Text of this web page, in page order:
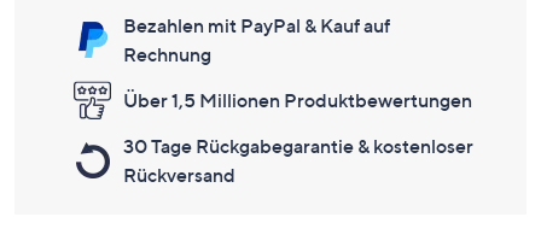
Bezahlen mit PayPal & Kauf auf
Rechnung
Über 1,5 Millionen Produktbewertungen
30 Tage Rückgabegarantie & kostenloser
Rückversand